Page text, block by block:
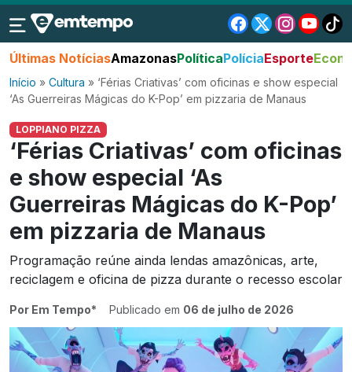
Últimas NotíciasAmazonasPolíticaPolíciaEsporte
Início » Cultura » ‘Férias Criativas’ com oficinas e show especial
‘As Guerreiras Mágicas do K-Pop’ em pizzaria de Manaus
LOPPIANO PIZZA
‘Férias Criativas’ com oficinas
e show especial ‘As
Guerreiras Mágicas do K-Pop’
em pizzaria de Manaus
Programação reúne ainda lendas amazônicas, arte,
reciclagem e oficina de pizza durante o recesso escolar
Por Em Tempo* Publicado em 06 de julho de 2026